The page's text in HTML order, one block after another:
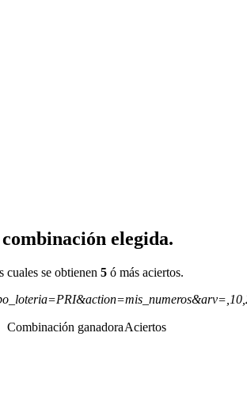
elegida.
cuales se obtienen 5 ó más aciertos.
Combinación ganadoraAciertos